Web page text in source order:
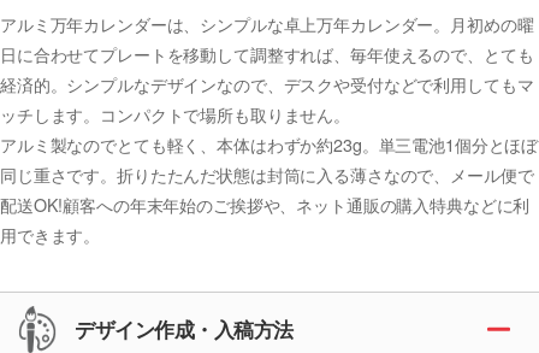
アルミ万年カレンダーは、シンプルな卓上万年カレンダー。月初めの曜
日に合わせてプレートを移動して調整すれば、毎年使えるので、とても
経済的。シンプルなデザインなので、デスクや受付などで利用してもマ
ッチします。コンパクトで場所も取りません。
アルミ製なのでとても軽く、本体はわずか約23g。単三電池1個分とほぼ
同じ重さです。折りたたんだ状態は封筒に入る薄さなので、メール便で
配送OK!顧客への年末年始のご挨拶や、ネット通販の購入特典などに利
用できます。
デザイン作成・入稿方法